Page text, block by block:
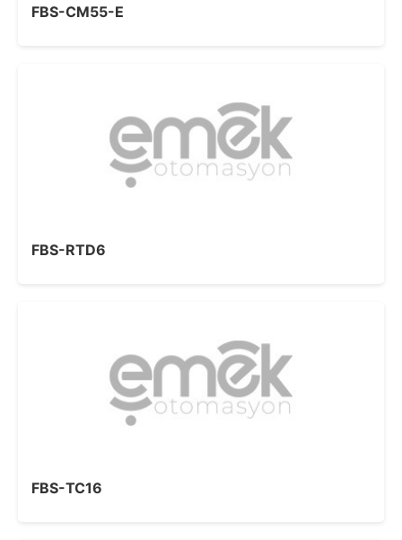
FBS-CM55-E
FBS-RTD6
FBS-TC16